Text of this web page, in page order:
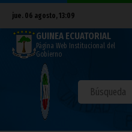
jue. 06 agosto, 13:09
GUINEA ECUATORIAL
Página Web Institucional del
Gobierno